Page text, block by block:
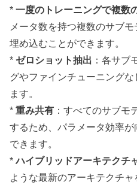
* 一度のトレーニングで複数
メータ数を持つ複数のサブ
埋め込むことができます。
* ゼロショット抽出 ：各サブ
グやファインチューニング
ます。
* 重み共有 ：すべてのサブモ
するため、パラメータ効率
できます。
*ハイブリッドアーキテクチ
ような最新のアーキテクチ